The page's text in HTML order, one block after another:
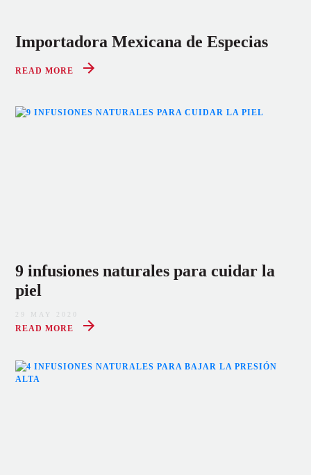
Importadora Mexicana de Especias
READ MORE
9 infusiones naturales para cuidar la
piel
29 MAY 2020
READ MORE